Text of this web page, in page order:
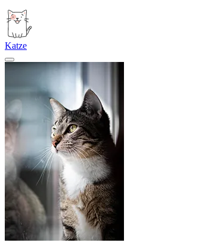
Katze